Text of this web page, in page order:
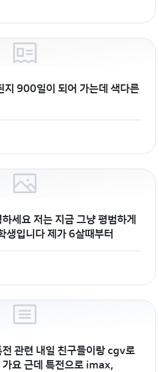
지 900일이 되어 가는데 색다른
세요 저는 지금 그냥 평범하게
생입니다 제가 6살때부터
관련 내일 친구들이랑 cgv로
요 근데 특전으로 imax,